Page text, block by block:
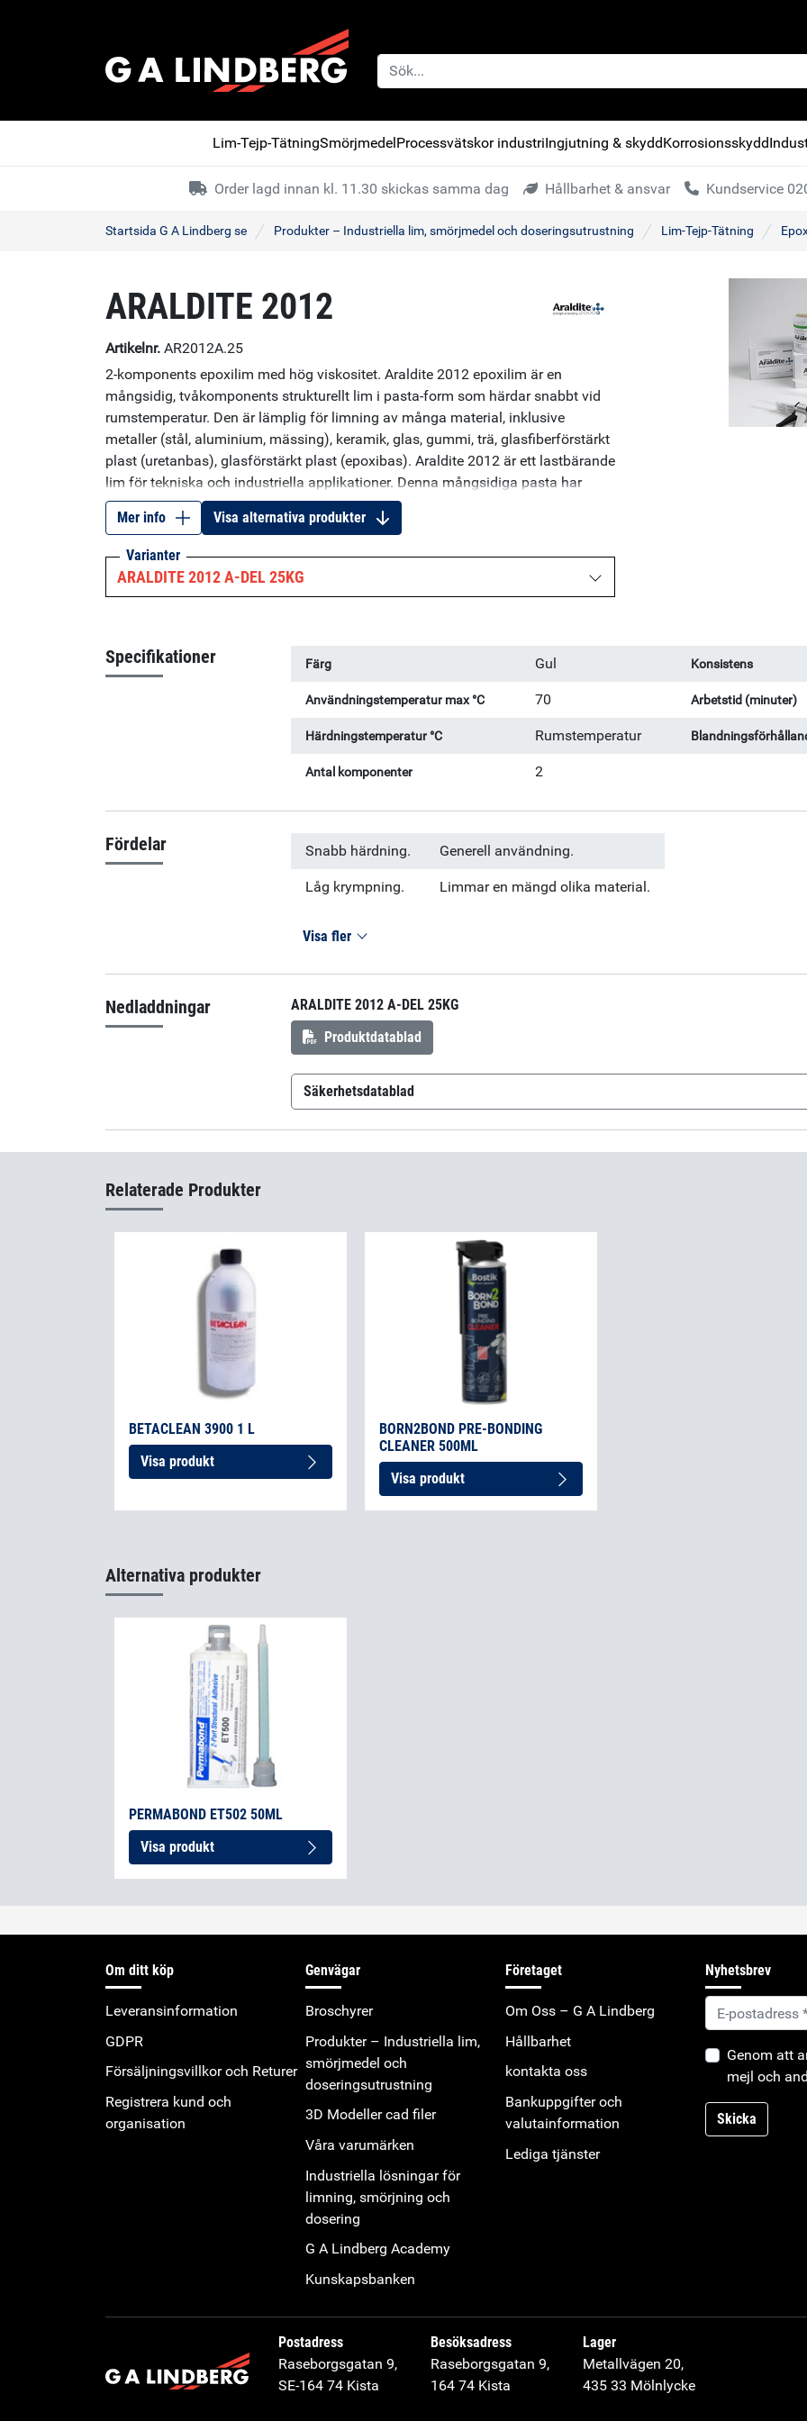
Lim-Tejp-TätningSmörjmedelProcessvätskor industriIngjutning & skyddKorrosionsskydd
Order lagd innan kl. 11.30 skickas samma dag Hållbarhet & ansvar Kundservice
Startsida G A Lindberg se Produkter – Industriella lim, smörjmedel och doseringsutrustning Lim-Tejp-Tätning
ARALDITE 2012
Artikelnr. AR2012A.25
2-komponents epoxilim med hög viskositet. Araldite 2012 epoxilim är en
mångsidig, tvåkomponents strukturellt lim i pasta-form som härdar snabbt vid
rumstemperatur. Den är lämplig för limning av många material, inklusive
metaller (stål, aluminium, mässing), keramik, glas, gummi, trä, glasfiberförstärkt
plast (uretanbas), glasförstärkt plast (epoxibas). Araldite 2012 är ett lastbärande
lim för tekniska och industriella applikationer. Denna mångsidiga pasta har
förmågan att limma ett brett utbud av material, inklusive metaller, keramik, plast,
glas, gummi och de flesta andra material.
Mer info Visa alternativa produkter
Varianter
ARALDITE 2012 A-DEL 25KG
Specifikationer Färg Gul Konsistens
Användningstemperatur max °C 70 Arbetstid (minuter)
Härdningstemperatur °C Rumstemperatur
Antal komponenter 2
Fördelar Snabb härdning. Generell användning.
Låg krympning. Limmar en mängd olika material.
Visa fler
Nedladdningar
ARALDITE 2012 A-DEL 25KG
Produktdatablad
Säkerhetsdatablad
Araldite 2012 Hardener (sv-SE) Araldite 2012 Resin (sv-SE) Araldite
Relaterade Produkter
BETACLEAN 3900 1 L
Visa produkt
BORN2BOND PRE-BONDING
CLEANER 500ML
Visa produkt
Alternativa produkter
PERMABOND ET502 50ML
Visa produkt
Om ditt köp
Leveransinformation
GDPR
Försäljningsvillkor och Returer
Registrera kund och
organisation
Genvägar
Broschyrer
Produkter – Industriella lim,
smörjmedel och
doseringsutrustning
3D Modeller cad filer
Våra varumärken
Industriella lösningar för
limning, smörjning och
dosering
G A Lindberg Academy
Kunskapsbanken
Företaget
Om Oss – G A Lindberg
Hållbarhet
kontakta oss
Bankuppgifter och
valutainformation
Lediga tjänster
Nyhetsbrev
Genom att
mejl och
Skicka
Postadress
Raseborgsgatan 9,
SE-164 74 Kista
Besöksadress
Raseborgsgatan 9,
164 74 Kista
Lager
Metallvägen 20,
435 33 Mölnlycke